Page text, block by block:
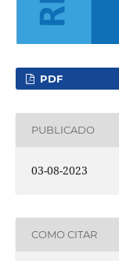
PDF
PUBLICADO
03-08-2023
COMO CITAR